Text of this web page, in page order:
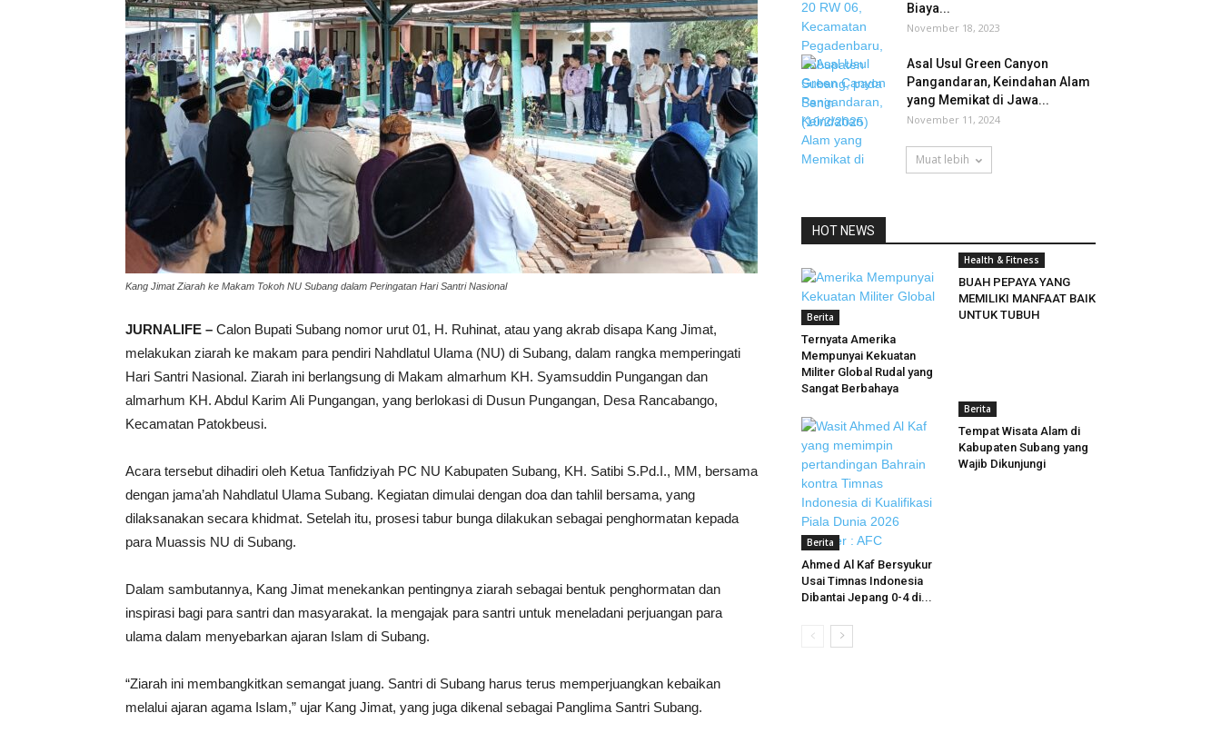
Kang Jimat Ziarah ke Makam Tokoh NU Subang dalam Peringatan Hari Santri Nasional
JURNALIFE – Calon Bupati Subang nomor urut 01, H. Ruhinat, atau yang akrab disapa Kang Jimat,
melakukan ziarah ke makam para pendiri Nahdlatul Ulama (NU) di Subang, dalam rangka memperingati
Hari Santri Nasional. Ziarah ini berlangsung di Makam almarhum KH. Syamsuddin Pungangan dan
almarhum KH. Abdul Karim Ali Pungangan, yang berlokasi di Dusun Pungangan, Desa Rancabango,
Kecamatan Patokbeusi.
Acara tersebut dihadiri oleh Ketua Tanfidziyah PC NU Kabupaten Subang, KH. Satibi S.Pd.I., MM, bersama
dengan jama’ah Nahdlatul Ulama Subang. Kegiatan dimulai dengan doa dan tahlil bersama, yang
dilaksanakan secara khidmat. Setelah itu, prosesi tabur bunga dilakukan sebagai penghormatan kepada
para Muassis NU di Subang.
Dalam sambutannya, Kang Jimat menekankan pentingnya ziarah sebagai bentuk penghormatan dan
inspirasi bagi para santri dan masyarakat. Ia mengajak para santri untuk meneladani perjuangan para
ulama dalam menyebarkan ajaran Islam di Subang.
“Ziarah ini membangkitkan semangat juang. Santri di Subang harus terus memperjuangkan kebaikan
melalui ajaran agama Islam,” ujar Kang Jimat, yang juga dikenal sebagai Panglima Santri Subang.
Biaya...
November 18, 2023
Asal Usul Green Canyon
Pangandaran, Keindahan Alam
yang Memikat di Jawa...
November 11, 2024
Muat lebih
HOT NEWS
Berita
Ternyata Amerika
Mempunyai Kekuatan
Militer Global Rudal yang
Sangat Berbahaya
Health & Fitness
BUAH PEPAYA YANG
MEMILIKI MANFAAT BAIK
UNTUK TUBUH
Berita
Ahmed Al Kaf Bersyukur
Usai Timnas Indonesia
Dibantai Jepang 0-4 di...
Berita
Tempat Wisata Alam di
Kabupaten Subang yang
Wajib Dikunjungi